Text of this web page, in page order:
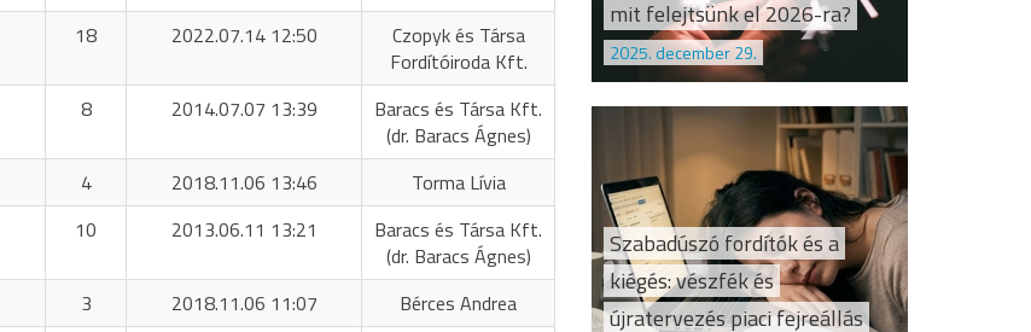
18 2022.07.14 12:50
Czopyk és Társa
Fordítóiroda Kft.
8 2014.07.07 13:39
Baracs és Társa Kft.
(dr. Baracs Ágnes)
4 2018.11.06 13:46
Torma Lívia
10 2013.06.11 13:21
Baracs és Társa Kft.
(dr. Baracs Ágnes)
3 2018.11.06 11:07
Bérces Andrea
mit felejtsünk el 2026-ra?
2025. december 29.
Szabadúszó fordítók és a
kiégés: vészfék és
újratervezés piaci fejreállás